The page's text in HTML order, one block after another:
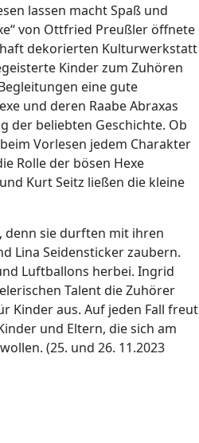
lassen macht Spaß und
von Ottfried Preußler öffnete
dekorierten Kulturwerkstatt
Kinder zum Zuhören
eine gute
und deren Raabe Abraxas
der beliebten Geschichte. Ob
Vorlesen jedem Charakter
Rolle der bösen Hexe
Kurt Seitz ließen die kleine
denn sie durften mit ihren
Lina Seidensticker zaubern.
Luftballons herbei. Ingrid
Talent die Zuhörer
Kinder aus. Auf jeden Fall freut
und Eltern, die sich am
(25. und 26. 11.2023